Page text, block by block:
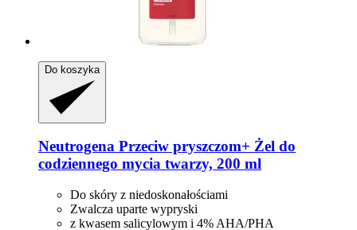
Do koszyka
Neutrogena Przeciw pryszczom+ Żel do
codziennego mycia twarzy, 200 ml
Do skóry z niedoskonałościami
Zwalcza uparte wypryski
z kwasem salicylowym i 4% AHA/PHA